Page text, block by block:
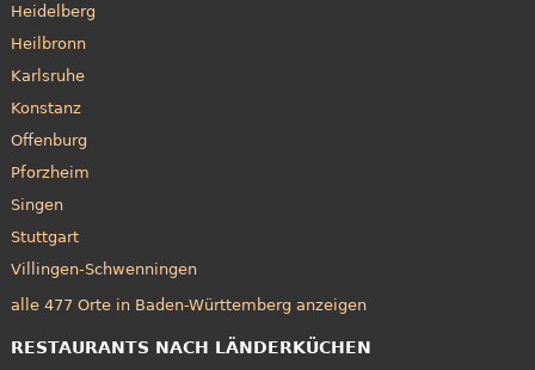
Heidelberg
Heilbronn
Karlsruhe
Konstanz
Offenburg
Pforzheim
Singen
Stuttgart
Villingen-Schwenningen
alle 477 Orte in Baden-Württemberg anzeigen
RESTAURANTS NACH LÄNDERKÜCHEN